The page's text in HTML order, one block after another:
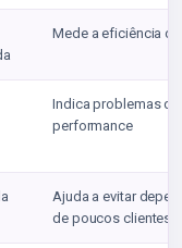
Mede a eficiência
Indica problemas
performance
Ajuda a evitar
de poucos clientes